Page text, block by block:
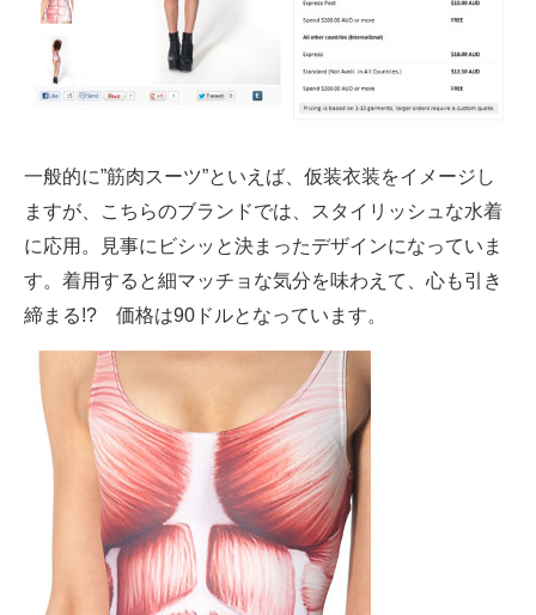
マーケ×ITの今がよく分かる
ITエンジニア向け専門サイト
IT製品の技術・比較・事例
製造業のIT導入・活用を支援
モノづくり技術者専門サイト
エレクトロニクス専門サイト
電子設計の基本と応用
エネルギーの専門メディア
建設×テクノロジーの最前線
ちょっと気になるネットの話題
一般的に”筋肉スーツ”といえば、仮装衣装をイメージし
ますが、こちらのブランドでは、スタイリッシュな水着
に応用。見事にビシッと決まったデザインになっていま
す。着用すると細マッチョな気分を味わえて、心も引き
締まる!? 価格は90ドルとなっています。